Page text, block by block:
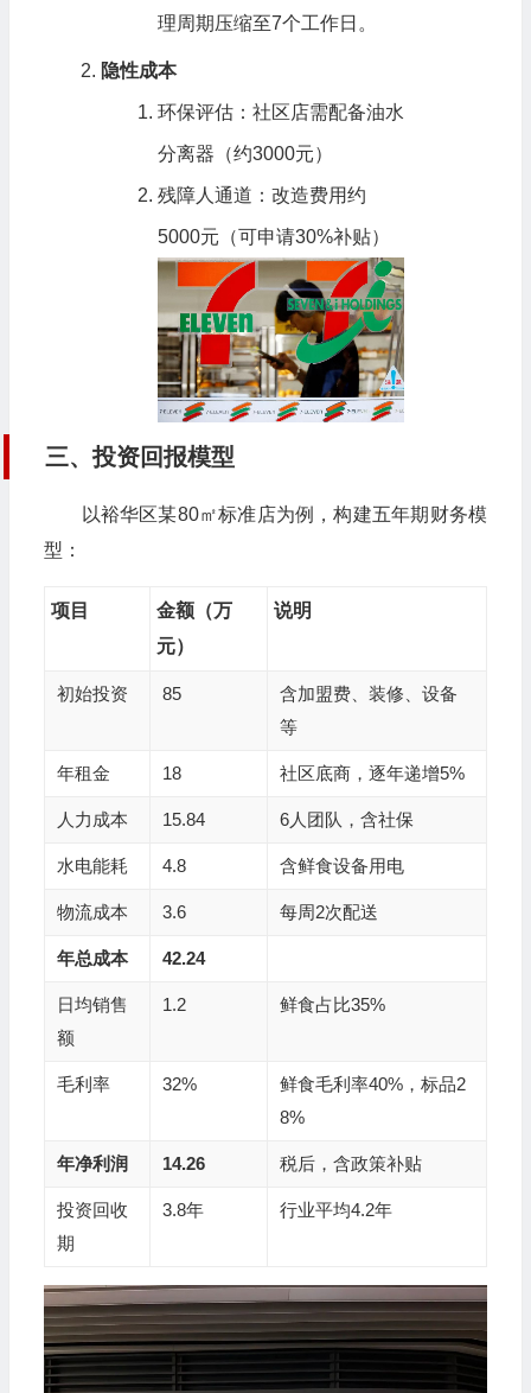
理周期压缩至7个工作日。
隐性成本
环保评估：社区店需配备油水
分离器（约3000元）
残障人通道：改造费用约
5000元（可申请30%补贴）
三、投资回报模型
以裕华区某80㎡标准店为例，构建五年期财务模
型：
项目
金额（万
元）
说明
初始投资 85
含加盟费、装修、设备
等
年租金 18 社区底商，逐年递增5%
人力成本 15.84 6人团队，含社保
水电能耗 4.8 含鲜食设备用电
物流成本 3.6 每周2次配送
年总成本 42.24
日均销售
额
1.2 鲜食占比35%
毛利率 32%
鲜食毛利率40%，标品2
8%
年净利润 14.26 税后，含政策补贴
投资回收
期
3.8年 行业平均4.2年